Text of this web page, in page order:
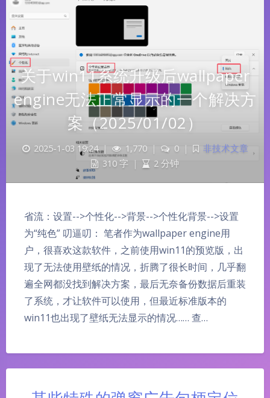
关于win11系统升级后wallpaper
engine无法正常显示的一个解决方
案（2025/01/02）
2025-1-03 19:24 | 1,770 | 0 |
非技术文章
310 字 | 2 分钟
省流：设置-->个性化-->背景-->个性化背景-->设置
为“纯色” 叨逼叨： 笔者作为wallpaper engine用
户，很喜欢这款软件，之前使用win11的预览版，出
现了无法使用壁纸的情况，折腾了很长时间，几乎翻
遍全网都没找到解决方案，最后无奈备份数据后重装
了系统，才让软件可以使用，但最近标准版本的
win11也出现了壁纸无法显示的情况…… 查…